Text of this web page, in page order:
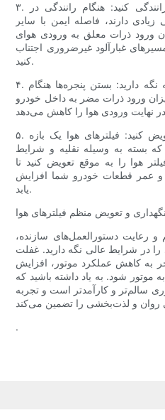
۳. در جاده‌های غبارآلود با احتیاط رانندگی کنید: هنگام رانندگی در
زیادی دارند، فاصله ایمن با سایر
ورود ذرات معلق به ورودی هوای
غبارآلود غیرضروری اجتناب
کنید.
۴. در مناطق آلوده، پنجره‌ها را بسته نگه دارید: بستن پنجره‌ها هنگام
ورود ذرات مضر به داخل خودرو
۵. در صورت لزوم فیلتر هوا را تعویض کنید: فیلترهای هوا یک بازه
بسته به وسیله نقلیه و شرایط
هوا را به موقع تعویض کنید تا
و عمر قطعات خودرو شما افزایش
یابد.
و رعایت دستورالعمل‌های سازنده،
را در شرایط عالی نگه دارید. غفلت
به کاهش عملکرد موتور، افزایش
شود. به یاد داشته باشید که
سالم‌تر و کارآمدتر است و تجربه
.